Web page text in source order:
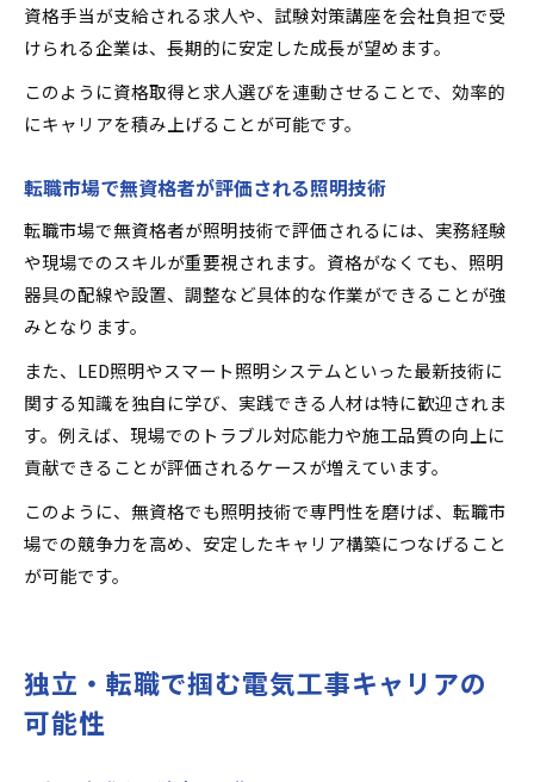
資格手当が支給される求人や、試験対策講座を会社負担で受
けられる企業は、長期的に安定した成長が望めます。
このように資格取得と求人選びを連動させることで、効率的
にキャリアを積み上げることが可能です。
転職市場で無資格者が評価される照明技術
転職市場で無資格者が照明技術で評価されるには、実務経験
や現場でのスキルが重要視されます。資格がなくても、照明
器具の配線や設置、調整など具体的な作業ができることが強
みとなります。
また、LED照明やスマート照明システムといった最新技術に
関する知識を独自に学び、実践できる人材は特に歓迎されま
す。例えば、現場でのトラブル対応能力や施工品質の向上に
貢献できることが評価されるケースが増えています。
このように、無資格でも照明技術で専門性を磨けば、転職市
場での競争力を高め、安定したキャリア構築につなげること
が可能です。
独立・転職で掴む電気工事キャリアの
可能性